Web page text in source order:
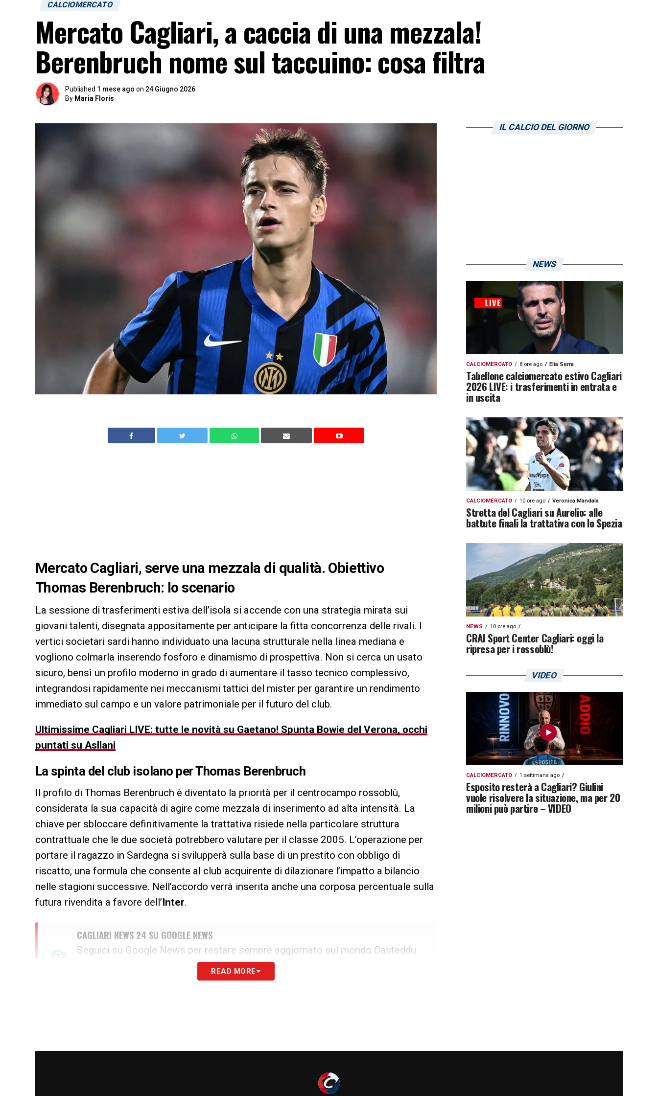
CALCIOMERCATO
Mercato Cagliari, a caccia di una mezzala!
Berenbruch nome sul taccuino: cosa filtra
Published 1 mese ago on 24 Giugno 2026
By Maria Floris
Mercato Cagliari, serve una mezzala di qualità. Obiettivo
Thomas Berenbruch: lo scenario
La sessione di trasferimenti estiva dell’isola si accende con una strategia mirata sui
giovani talenti, disegnata appositamente per anticipare la fitta concorrenza delle rivali. I
vertici societari sardi hanno individuato una lacuna strutturale nella linea mediana e
vogliono colmarla inserendo fosforo e dinamismo di prospettiva. Non si cerca un usato
sicuro, bensì un profilo moderno in grado di aumentare il tasso tecnico complessivo,
integrandosi rapidamente nei meccanismi tattici del mister per garantire un rendimento
immediato sul campo e un valore patrimoniale per il futuro del club.
Ultimissime Cagliari LIVE: tutte le novità su Gaetano! Spunta Bowie del Verona, occhi
puntati su Asllani
La spinta del club isolano per Thomas Berenbruch
Il profilo di Thomas Berenbruch è diventato la priorità per il centrocampo rossoblù,
considerata la sua capacità di agire come mezzala di inserimento ad alta intensità. La
chiave per sbloccare definitivamente la trattativa risiede nella particolare struttura
contrattuale che le due società potrebbero valutare per il classe 2005. L’operazione per
portare il ragazzo in Sardegna si svilupperà sulla base di un prestito con obbligo di
riscatto, una formula che consente al club acquirente di dilazionare l’impatto a bilancio
nelle stagioni successive. Nell’accordo verrà inserita anche una corposa percentuale sulla
futura rivendita a favore dell’Inter.
CAGLIARI NEWS 24 SU GOOGLE NEWS
Seguici su Google News per restare sempre aggiornato sul mondo Casteddu.
, l’altro perno del centrocampo
già presente in rosa. Questa coppia di interni unisce la fisicità del centrocampista africano
READ MORE
IL CALCIO DEL GIORNO
NEWS
CALCIOMERCATO 8 ore ago Elia Serra
Tabellone calciomercato estivo Cagliari
2026 LIVE: i trasferimenti in entrata e
in uscita
CALCIOMERCATO 10 ore ago Veronica Mandala
Stretta del Cagliari su Aurelio: alle
battute finali la trattativa con lo Spezia
NEWS 10 ore ago
CRAI Sport Center Cagliari: oggi la
ripresa per i rossoblù!
VIDEO
CALCIOMERCATO 1 settimana ago
Esposito resterà a Cagliari? Giulini
vuole risolvere la situazione, ma per 20
milioni può partire – VIDEO